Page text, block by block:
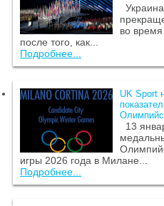
во
после того, как...
Подробнее...
UK Sport
13
игры 2026 года в Милане...
Подробнее...